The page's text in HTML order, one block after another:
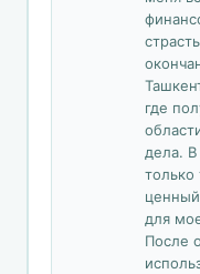
где
дела. В
только
для
После